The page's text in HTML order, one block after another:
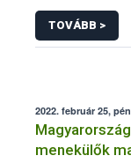
lépfene
TOVÁBB >
2022. február 25,
menekülők